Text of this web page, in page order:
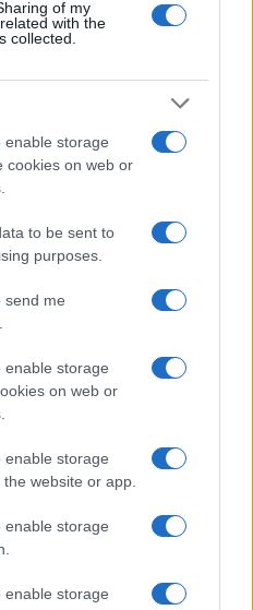
of my
with the
collected.
enable storage
cookies on web or
to be sent to
purposes.
send me
enable storage
on web or
enable storage
website or app.
enable storage
enable storage